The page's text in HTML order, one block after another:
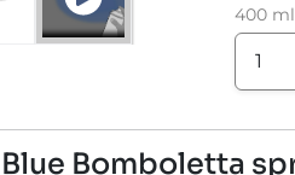
400
Blue Bomboletta